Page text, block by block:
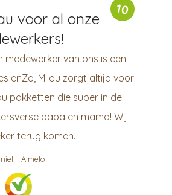
10
voor al onze
medewerker van ons is een
enZo, Milou zorgt altijd voor
pakketten die super in de
papa en mama! Wij
terug komen.
- Almelo